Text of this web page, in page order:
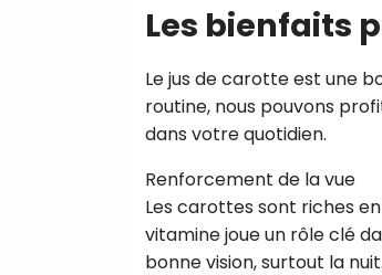
Les bienfaits
Le jus de carotte est une
routine, nous pouvons
dans votre quotidien.
Renforcement de la vue
Les carottes sont riches
vitamine joue un rôle clé
bonne vision, surtout la